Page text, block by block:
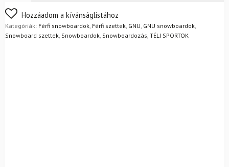
FoxPost
Nem biztos a választásában? Semmi gond – a terméket
egyszerűen visszaküldheti 14 napon belül, indoklás nélkül.
Mik a visszaküldés feltételei?
Hozzáadom a kívánságlistához
Kategóriák: Férfi snowboardok, Férfi szettek, GNU, GNU snowboardok,
Snowboard szettek, Snowboardok, Snowboardozás, TÉLI SPORTOK